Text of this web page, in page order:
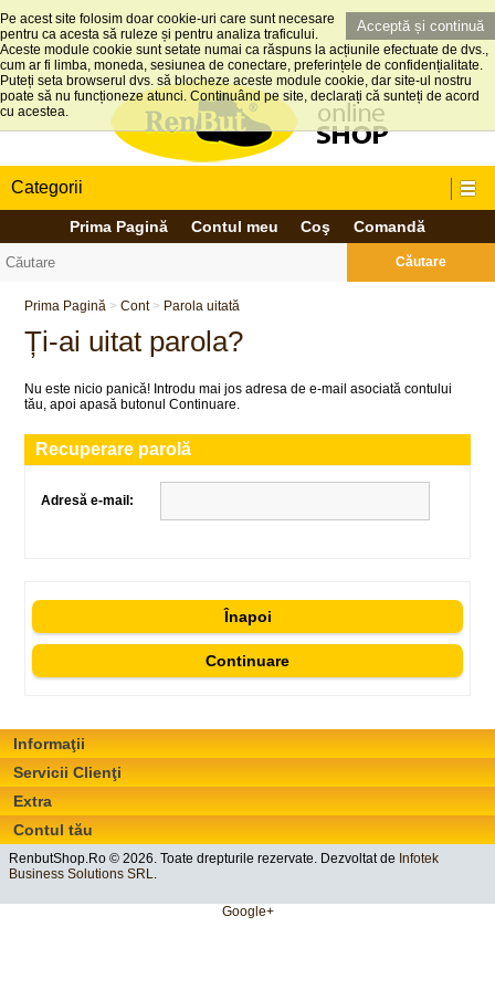
Acceptă și continuă
Pe acest site folosim doar cookie-uri care sunt necesare
pentru ca acesta să ruleze și pentru analiza traficului.
Aceste module cookie sunt setate numai ca răspuns la acțiunile efectuate de dvs.,
cum ar fi limba, moneda, sesiunea de conectare, preferințele de confidențialitate.
Puteți seta browserul dvs. să blocheze aceste module cookie, dar site-ul nostru
poate să nu funcționeze atunci. Continuând pe site, declarați că sunteți de acord
cu acestea.
Categorii
Prima Pagină Contul meu Coş Comandă
Căutare
Prima Pagină >Cont> Parola uitată
Ți-ai uitat parola?
Nu este nicio panică! Introdu mai jos adresa de e-mail asociată contului
tău, apoi apasă butonul Continuare.
Recuperare parolă
Adresă e-mail:
Înapoi
Informaţii
Servicii Clienţi
Extra
Contul tău
RenbutShop.Ro © 2026. Toate drepturile rezervate. Dezvoltat de Infotek
Business Solutions SRL.
Google+